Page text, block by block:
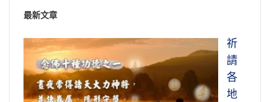
最新文章
祈
請
各
地